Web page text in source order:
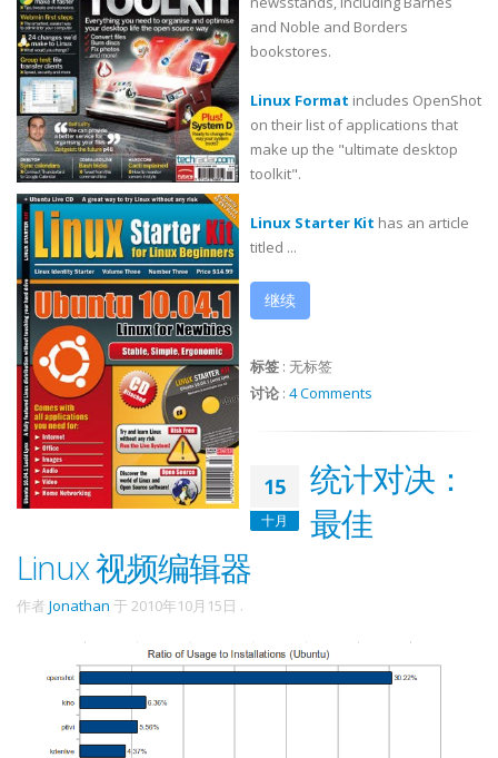
and Noble and Borders
bookstores.
Linux Format includes OpenShot
on their list of applications that
make up the "ultimate desktop
toolkit".
Linux Starter Kit has an article
titled ...
继续
标签 : 无标签
讨论 : 4 Comments
15
十月
统计对决：
最佳
Linux 视频编辑器
作者 Jonathan 于 2010年10月15日 .